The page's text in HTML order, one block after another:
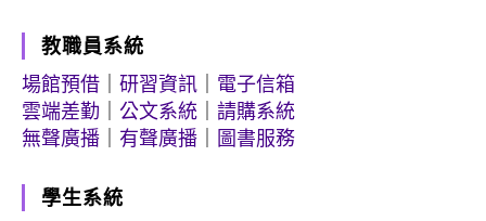
教職員系統
場館預借
研習資訊
電子信箱
雲端差勤
公文系統
請購系統
無聲廣播
有聲廣播 圖書服務
學生系統